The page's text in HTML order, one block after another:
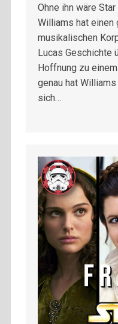
Ohne ihn wäre
Williams hat einen
musikalischen
Lucas Geschichte
Hoffnung zu
genau hat
sich…